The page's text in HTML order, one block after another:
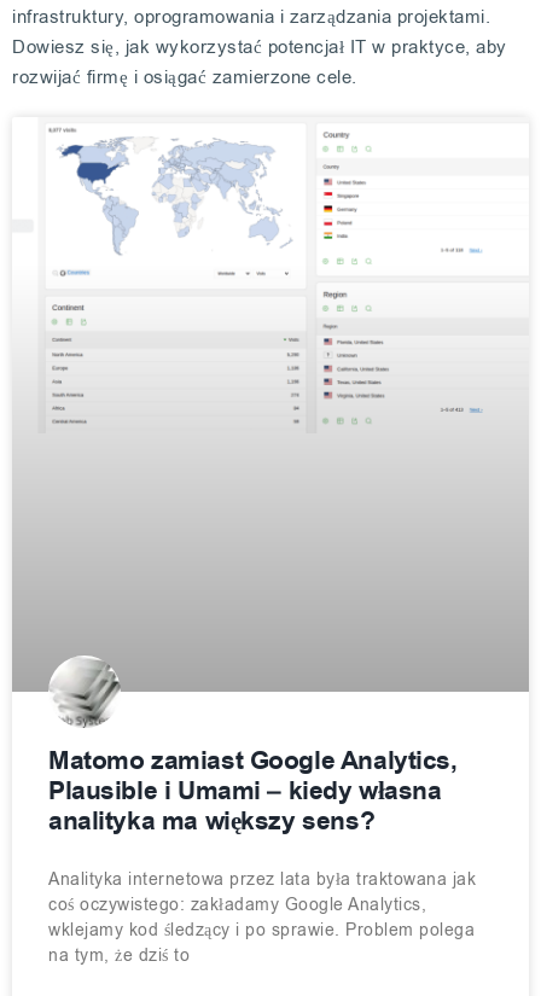
infrastruktury, oprogramowania i zarządzania projektami.
Dowiesz się, jak wykorzystać potencjał IT w praktyce, aby
rozwijać firmę i osiągać zamierzone cele.
Matomo zamiast Google Analytics,
Plausible i Umami – kiedy własna
analityka ma większy sens?
Analityka internetowa przez lata była traktowana jak
coś oczywistego: zakładamy Google Analytics,
wklejamy kod śledzący i po sprawie. Problem polega
na tym, że dziś to